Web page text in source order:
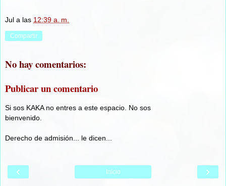
Jul a las 12:39 a. m.
Compartir
No hay comentarios:
Publicar un comentario
Si sos KAKA no entres a este espacio. No sos
bienvenido.
Derecho de admisión... le dicen...
‹ ›
Inicio